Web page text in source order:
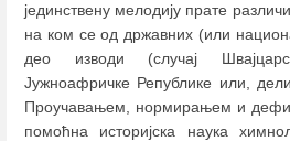
јединствену мелодију прате
на ком се од државних (или
део изводи (случај
Јужноафричке Републике или,
Проучавањем, нормирањем и
помоћна историјска наука